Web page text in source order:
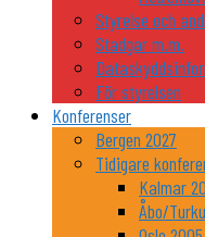
Styrelse och
Stadgar m.m.
För styrelsen
Konferenser
Bergen 2027
Tidigare
Kalmar
Åbo/